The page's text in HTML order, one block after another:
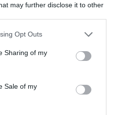
may further disclose it to other
Opt Outs
Sharing of my
Sale of my
κλείνουν
σε Κυπαρισσία
τη Δευτέρα 14
οι Εφορίες σε
συγχωνεύονται στη...